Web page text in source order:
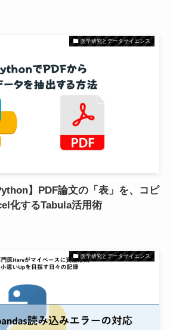
医学研究とデータサイエンス
】PDF論文の「表」を、コピ
化するTabula活用術
医学研究とデータサイエンス